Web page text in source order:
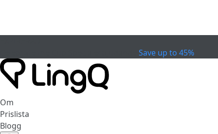
Save up to 45%
Om
Prislista
Blogg